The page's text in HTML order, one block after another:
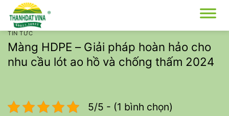
qua
nội
dung
TIN TỨC
Màng HDPE – Giải pháp hoàn hảo cho
nhu cầu lót ao hồ và chống thấm 2024
5/5 - (1 bình chọn)